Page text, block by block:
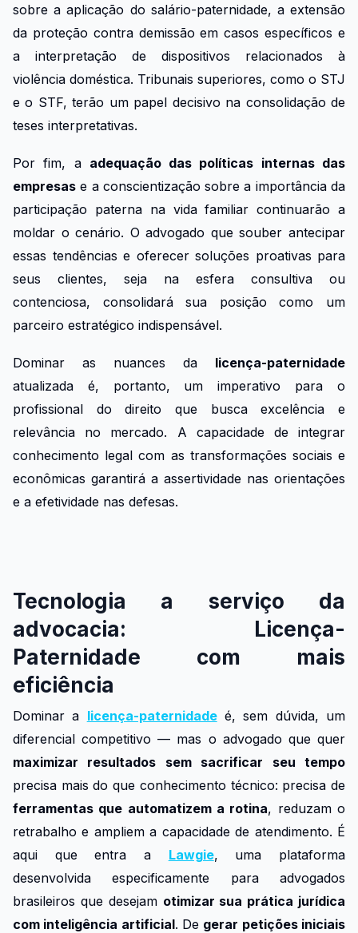
sobre a aplicação do salário-paternidade, a extensão
da proteção contra demissão em casos específicos e
a interpretação de dispositivos relacionados à
violência doméstica. Tribunais superiores, como o STJ
e o STF, terão um papel decisivo na consolidação de
teses interpretativas.
Por fim, a adequação das políticas internas das
empresas e a conscientização sobre a importância da
participação paterna na vida familiar continuarão a
moldar o cenário. O advogado que souber antecipar
essas tendências e oferecer soluções proativas para
seus clientes, seja na esfera consultiva ou
contenciosa, consolidará sua posição como um
parceiro estratégico indispensável.
Dominar as nuances da licença-paternidade
atualizada é, portanto, um imperativo para o
profissional do direito que busca excelência e
relevância no mercado. A capacidade de integrar
conhecimento legal com as transformações sociais e
econômicas garantirá a assertividade nas orientações
e a efetividade nas defesas.
Tecnologia a serviço da
advocacia: Licença-
Paternidade com mais
eficiência
Dominar a licença-paternidadeé, sem dúvida, um
diferencial competitivo — mas o advogado que quer
maximizar resultados sem sacrificar seu tempo
precisa mais do que conhecimento técnico: precisa de
ferramentas que automatizem a rotina, reduzam o
retrabalho e ampliem a capacidade de atendimento. É
aqui que entra a Lawgie, uma plataforma
desenvolvida especificamente para advogados
brasileiros que desejam otimizar sua prática jurídica
com inteligência artificial. De gerar petições iniciais